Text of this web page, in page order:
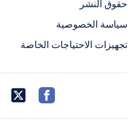
حقوق النشر
سياسة الخصوصية
تجهيزات الاحتياجات الخاصة